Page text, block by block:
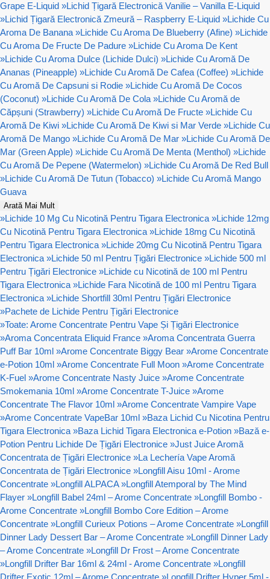
Grape E-Liquid »Lichid Țigară Electronică Vanilie – Vanilla E-Liquid
»Lichid Țigară Electronică Zmeură – Raspberry E-Liquid »Lichide Cu
Aroma De Banana »Lichide Cu Aroma De Blueberry (Afine) »Lichide
Cu Aroma De Fructe De Padure »Lichide Cu Aroma De Kent
»Lichide Cu Aroma Dulce (Lichide Dulci) »Lichide Cu Aromă De
Ananas (Pineapple) »Lichide Cu Aromă De Cafea (Coffee) »Lichide
Cu Aromă De Capsuni si Rodie »Lichide Cu Aromă De Cocos
(Coconut) »Lichide Cu Aromă De Cola »Lichide Cu Aromă de
Căpșuni (Strawberry) »Lichide Cu Aromă De Fructe »Lichide Cu
Aromă De Kiwi »Lichide Cu Aromă De Kiwi si Mar Verde »Lichide Cu
Aromă De Mango »Lichide Cu Aromă De Mar »Lichide Cu Aromă De
Mar (Green Apple) »Lichide Cu Aromă De Menta (Menthol) »Lichide
Cu Aromă De Pepene (Watermelon) »Lichide Cu Aromă De Red Bull
»Lichide Cu Aromă De Tutun (Tobacco) »Lichide Cu Aromă Mango
Guava
Arată Mai Mult
»Lichide 10 Mg Cu Nicotină Pentru Tigara Electronica »Lichide 12mg
Cu Nicotină Pentru Tigara Electronica »Lichide 18mg Cu Nicotină
Pentru Tigara Electronica »Lichide 20mg Cu Nicotină Pentru Tigara
Electronica »Lichide 50 ml Pentru Țigări Electronice »Lichide 500 ml
Pentru Țigări Electronice »Lichide cu Nicotină de 100 ml Pentru
Tigara Electronica »Lichide Fara Nicotină de 100 ml Pentru Tigara
Electronica »Lichide Shortfill 30ml Pentru Țigări Electronice
»Pachete de Lichide Pentru Țigări Electronice
»Toate: Arome Concentrate Pentru Vape Și Țigări Electronice
»Aroma Concentrata Eliquid France »Aroma Concentrata Guerra
Puff Bar 10ml »Arome Concentrate Biggy Bear »Arome Concentrate
e-Potion 10ml »Arome Concentrate Full Moon »Arome Concentrate
K-Fuel »Arome Concentrate Nasty Juice »Arome Concentrate
Smokemania 10ml »Arome Concentrate T-Juice »Arome
Concentrate The Flavor 10ml »Arome Concentrate Vampire Vape
»Arome Concentrate VapeBar 10ml »Baza Lichid Cu Nicotina Pentru
Tigara Electronica »Baza Lichid Tigara Electronica e-Potion »Bază e-
Potion Pentru Lichide De Țigări Electronice »Just Juice Aromă
Concentrata de Țigări Electronice »La Lechería Vape Aromă
Concentrata de Țigări Electronice »Longfill Aisu 10ml - Arome
Concentrate »Longfill ALPACA »Longfill Atemporal by The Mind
Flayer »Longfill Babel 24ml – Arome Concentrate »Longfill Bombo -
Arome Concentrate »Longfill Bombo Core Edition – Arome
Concentrate »Longfill Curieux Potions – Arome Concentrate »Longfill
Dinner Lady Dessert Bar – Arome Concentrate »Longfill Dinner Lady
– Arome Concentrate »Longfill Dr Frost – Arome Concentrate
»Longfill Drifter Bar 16ml & 24ml - Arome Concentrate »Longfill